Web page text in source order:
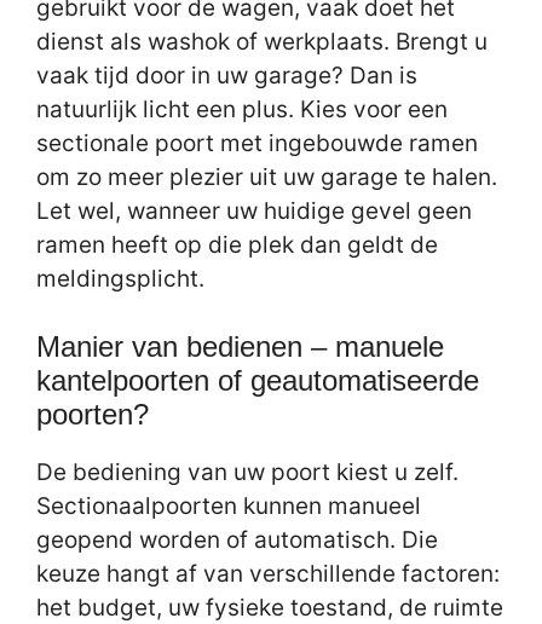
gebruikt voor de wagen, vaak doet het
dienst als washok of werkplaats. Brengt u
vaak tijd door in uw garage? Dan is
natuurlijk licht een plus. Kies voor een
sectionale poort met ingebouwde ramen
om zo meer plezier uit uw garage te halen.
Let wel, wanneer uw huidige gevel geen
ramen heeft op die plek dan geldt de
meldingsplicht.
Manier van bedienen – manuele
kantelpoorten of geautomatiseerde
poorten?
De bediening van uw poort kiest u zelf.
Sectionaalpoorten kunnen manueel
geopend worden of automatisch. Die
keuze hangt af van verschillende factoren:
het budget, uw fysieke toestand, de ruimte